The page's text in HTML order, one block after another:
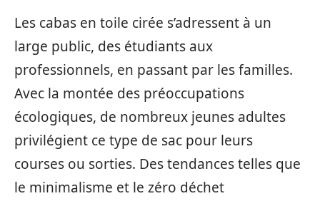
Les cabas en toile cirée s’adressent à un
large public, des étudiants aux
professionnels, en passant par les familles.
Avec la montée des préoccupations
écologiques, de nombreux jeunes adultes
privilégient ce type de sac pour leurs
courses ou sorties. Des tendances telles que
le minimalisme et le zéro déchet